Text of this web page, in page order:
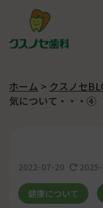
ホーム > クスノセ
気について・・・④
2022-07-20
健康について